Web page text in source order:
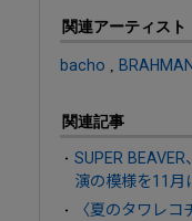
関連アーティスト
bacho BRAHMAN
関連記事
SUPER
演の模様を11月
〈夏のタワレ